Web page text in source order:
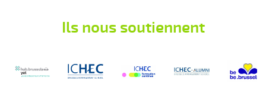
Ils nous soutiennent